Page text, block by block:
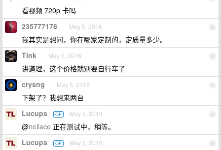
看视频 720p 卡吗
2
235777178 May 5, 2016
我其实是想问，你在哪家定制的，定质量多少。
3
Tink May 5, 2016
讲道理，这个价格就别要自行车了
4
crysng May 5, 2016
下架了？我想来两台
5
Lucups OP May 5, 2016
@nellace 正在测试中，稍等。
6
Lucups OP May 5, 2016